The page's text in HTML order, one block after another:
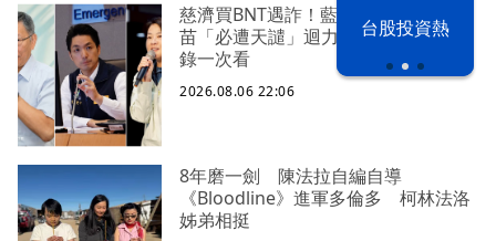
以色列 穹頂
之下
台股投資熱
慈濟買BNT遇詐！藍白昔嗆政府擋疫
苗「必遭天譴」迴力鏢來了 荒謬語
錄一次看
2026.08.06 22:06
8年磨一劍 陳法拉自編自導
《Bloodline》進軍多倫多 柯林法洛
姊弟相挺